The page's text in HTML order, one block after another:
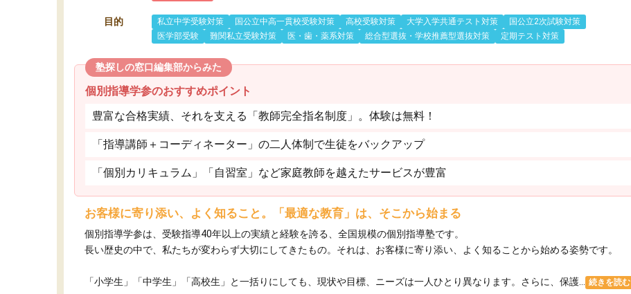
目的 私立中学受験対策 国公立中高一貫校受験対策 高校受験対策 大学入学共通テスト対策
国公立2次試験対策
医学部受験
難関私立受験対策 医・歯・薬系対策 総合型選抜・学校推薦型選抜対策 定期テスト対策
塾探しの窓口編集部からみた
個別指導学参のおすすめポイント
豊富な合格実績、それを支える「教師完全指名制度」。体験は無料！
「指導講師＋コーディネーター」の二人体制で生徒をバックアップ
「個別カリキュラム」「自習室」など家庭教師を越えたサービスが豊富
お客様に寄り添い、よく知ること。「最適な教育」は、そこから始まる
個別指導学参は、受験指導40年以上の実績と経験を誇る、全国規模の個別指導塾です。
長い歴史の中で、私たちが変わらず大切にしてきたもの。それは、お客様に寄り添い、よく知ることから始める姿勢です。
「小学生」「中学生」「高校生」と一括りにしても、現状や目標、ニーズは一人ひとり異なります。さらに、保護... 続きを読む